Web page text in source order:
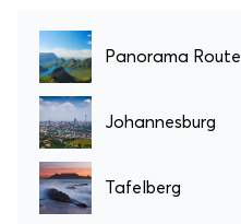
Panorama Route
Johannesburg
Tafelberg